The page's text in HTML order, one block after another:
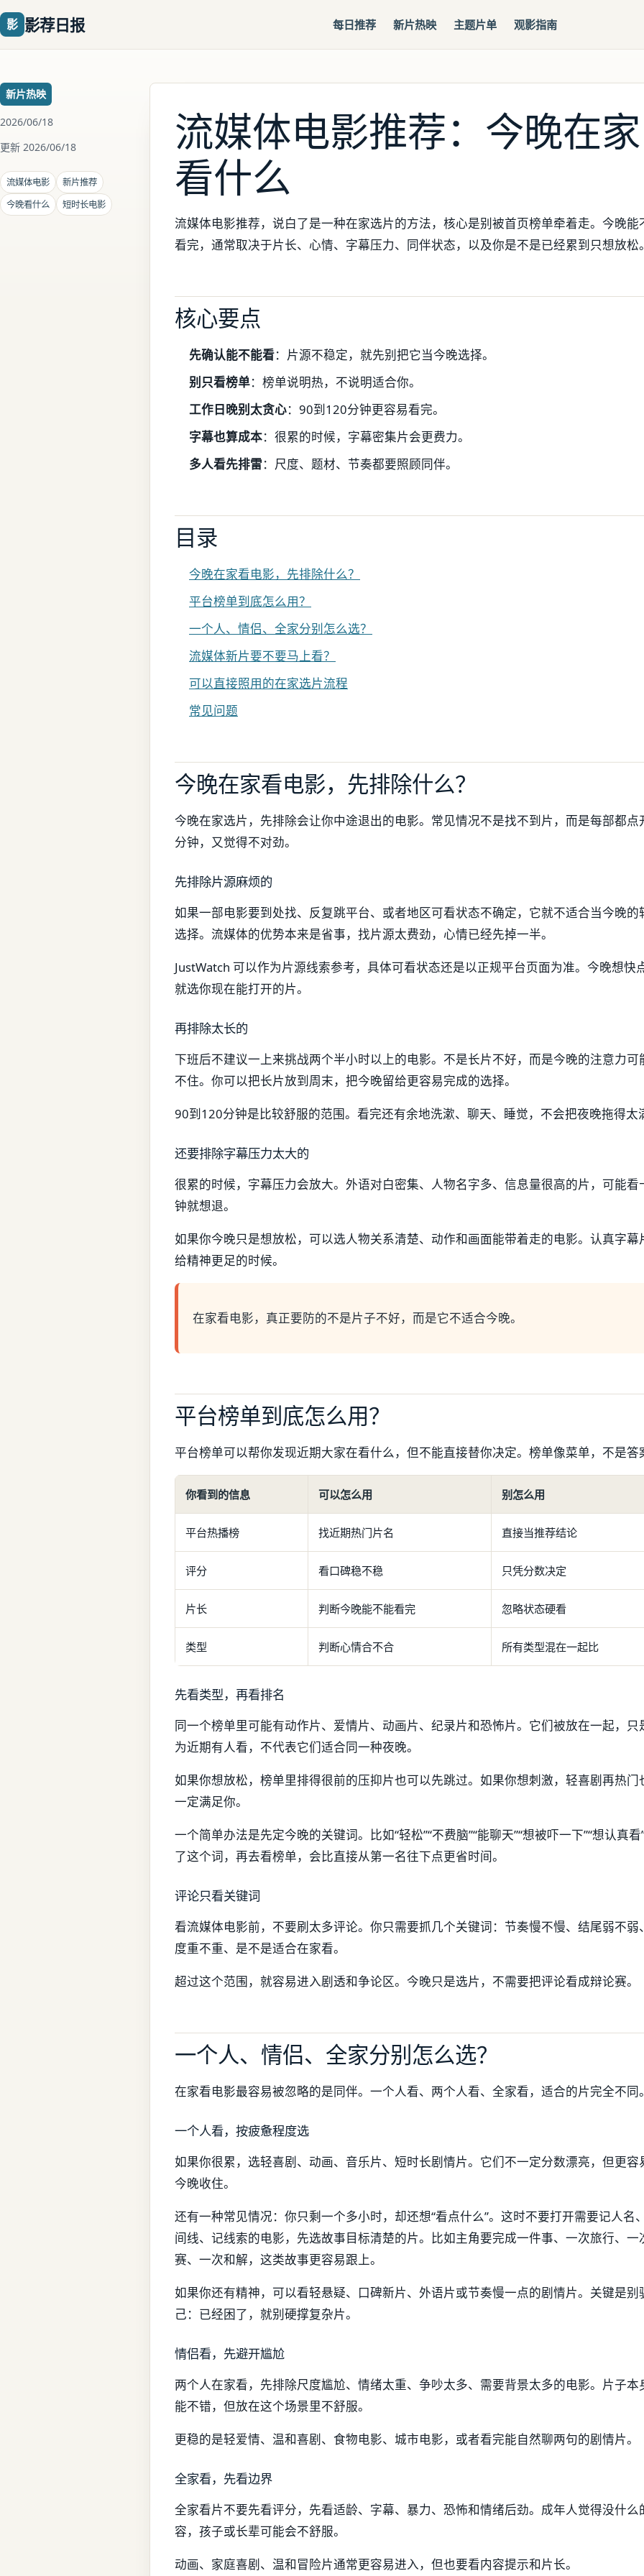
影 影荐日报 每日推荐 新片热映 主题片单 观影指南
新片热映
2026/06/18
更新 2026/06/18
流媒体电影
新片推荐
今晚看什么
短时长电影
流媒体电影推荐：今晚在家
看什么
流媒体电影推荐，说白了是一种在家选片的方法，核心是别被首页榜单牵着走。今晚能
看完，通常取决于片长、心情、字幕压力、同伴状态，以及你是不是已经累到只想放松
核心要点
先确认能不能看：片源不稳定，就先别把它当今晚选择。
别只看榜单：榜单说明热，不说明适合你。
工作日晚别太贪心：90到120分钟更容易看完。
字幕也算成本：很累的时候，字幕密集片会更费力。
多人看先排雷：尺度、题材、节奏都要照顾同伴。
目录
今晚在家看电影，先排除什么？
平台榜单到底怎么用？
一个人、情侣、全家分别怎么选？
流媒体新片要不要马上看？
可以直接照用的在家选片流程
常见问题
今晚在家看电影，先排除什么？
今晚在家选片，先排除会让你中途退出的电影。常见情况不是找不到片，而是每部都点
分钟，又觉得不对劲。
先排除片源麻烦的
如果一部电影要到处找、反复跳平台、或者地区可看状态不确定，它就不适合当今晚的
选择。流媒体的优势本来是省事，找片源太费劲，心情已经先掉一半。
JustWatch 可以作为片源线索参考，具体可看状态还是以正规平台页面为准。今晚想快
就选你现在能打开的片。
再排除太长的
下班后不建议一上来挑战两个半小时以上的电影。不是长片不好，而是今晚的注意力可
不住。你可以把长片放到周末，把今晚留给更容易完成的选择。
90到120分钟是比较舒服的范围。看完还有余地洗漱、聊天、睡觉，不会把夜晚拖得太
还要排除字幕压力太大的
很累的时候，字幕压力会放大。外语对白密集、人物名字多、信息量很高的片，可能看
钟就想退。
如果你今晚只是想放松，可以选人物关系清楚、动作和画面能带着走的电影。认真字幕
给精神更足的时候。
在家看电影，真正要防的不是片子不好，而是它不适合今晚。
平台榜单到底怎么用？
平台榜单可以帮你发现近期大家在看什么，但不能直接替你决定。榜单像菜单，不是答
你看到的信息 可以怎么用 别怎么用
平台热播榜 找近期热门片名 直接当推荐结论
评分 看口碑稳不稳 只凭分数决定
片长 判断今晚能不能看完 忽略状态硬看
类型 判断心情合不合 所有类型混在一起比
先看类型，再看排名
同一个榜单里可能有动作片、爱情片、动画片、纪录片和恐怖片。它们被放在一起，只
为近期有人看，不代表它们适合同一种夜晚。
如果你想放松，榜单里排得很前的压抑片也可以先跳过。如果你想刺激，轻喜剧再热门
一定满足你。
一个简单办法是先定今晚的关键词。比如“轻松”“不费脑”“能聊天”“想被吓一下”“想认真看
了这个词，再去看榜单，会比直接从第一名往下点更省时间。
评论只看关键词
看流媒体电影前，不要刷太多评论。你只需要抓几个关键词：节奏慢不慢、结尾弱不弱
度重不重、是不是适合在家看。
超过这个范围，就容易进入剧透和争论区。今晚只是选片，不需要把评论看成辩论赛。
一个人、情侣、全家分别怎么选？
在家看电影最容易被忽略的是同伴。一个人看、两个人看、全家看，适合的片完全不同
一个人看，按疲惫程度选
如果你很累，选轻喜剧、动画、音乐片、短时长剧情片。它们不一定分数漂亮，但更容
今晚收住。
还有一种常见情况：你只剩一个多小时，却还想“看点什么”。这时不要打开需要记人名
间线、记线索的电影，先选故事目标清楚的片。比如主角要完成一件事、一次旅行、一
赛、一次和解，这类故事更容易跟上。
如果你还有精神，可以看轻悬疑、口碑新片、外语片或节奏慢一点的剧情片。关键是别
己：已经困了，就别硬撑复杂片。
情侣看，先避开尴尬
两个人在家看，先排除尺度尴尬、情绪太重、争吵太多、需要背景太多的电影。片子本
能不错，但放在这个场景里不舒服。
更稳的是轻爱情、温和喜剧、食物电影、城市电影，或者看完能自然聊两句的剧情片。
全家看，先看边界
全家看片不要先看评分，先看适龄、字幕、暴力、恐怖和情绪后劲。成年人觉得没什么
容，孩子或长辈可能会不舒服。
动画、家庭喜剧、温和冒险片通常更容易进入，但也要看内容提示和片长。